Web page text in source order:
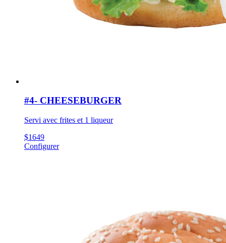
#4- CHEESEBURGER
Servi avec frites et 1 liqueur
$1649
Configurer